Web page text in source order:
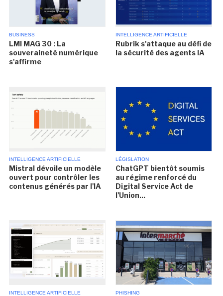
BUSINESS
LMI MAG 30 : La
souveraineté numérique
s'affirme
INTELLIGENCE ARTIFICIELLE
Rubrik s'attaque au défi de
la sécurité des agents IA
INTELLIGENCE ARTIFICIELLE
Mistral dévoile un modèle
ouvert pour contrôler les
contenus générés par l'IA
LÉGISLATION
ChatGPT bientôt soumis
au régime renforcé du
Digital Service Act de
l'Union...
INTELLIGENCE ARTIFICIELLE PHISHING